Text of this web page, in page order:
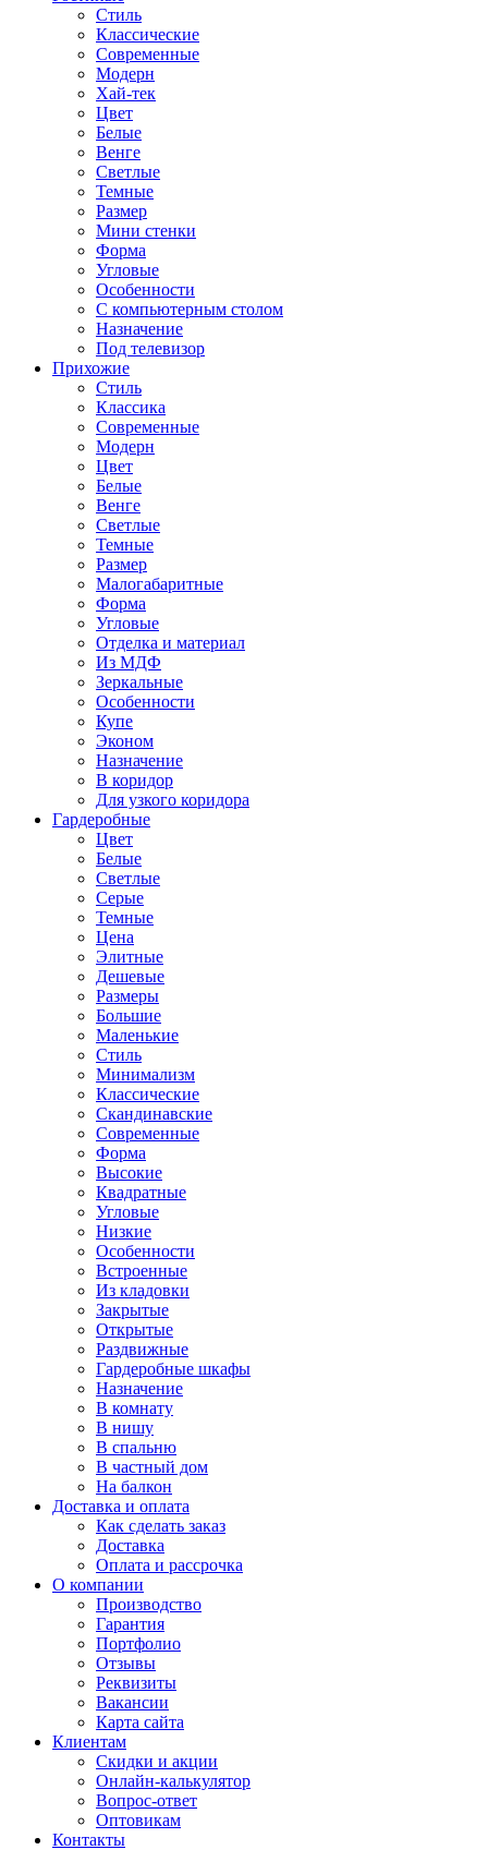
Стиль
Классические
Современные
Модерн
Хай-тек
Цвет
Белые
Венге
Светлые
Темные
Размер
Мини стенки
Форма
Угловые
Особенности
С компьютерным столом
Назначение
Под телевизор
Прихожие
Стиль
Классика
Современные
Модерн
Цвет
Белые
Венге
Светлые
Темные
Размер
Малогабаритные
Форма
Угловые
Отделка и материал
Из МДФ
Зеркальные
Особенности
Купе
Эконом
Назначение
В коридор
Для узкого коридора
Гардеробные
Цвет
Белые
Светлые
Серые
Темные
Цена
Элитные
Дешевые
Размеры
Большие
Маленькие
Стиль
Минимализм
Классические
Скандинавские
Современные
Форма
Высокие
Квадратные
Угловые
Низкие
Особенности
Встроенные
Из кладовки
Закрытые
Открытые
Раздвижные
Гардеробные шкафы
Назначение
В комнату
В нишу
В спальню
В частный дом
На балкон
Доставка и оплата
Как сделать заказ
Доставка
Оплата и рассрочка
О компании
Производство
Гарантия
Портфолио
Отзывы
Реквизиты
Вакансии
Карта сайта
Клиентам
Скидки и акции
Онлайн-калькулятор
Вопрос-ответ
Оптовикам
Контакты